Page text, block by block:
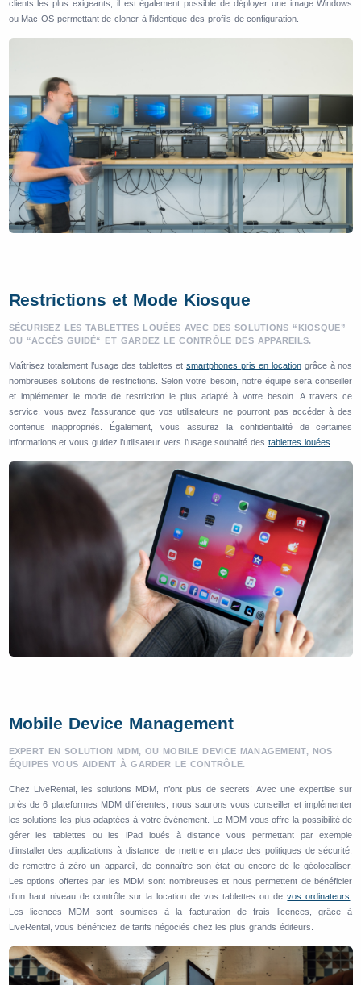
clients les plus exigeants, il est également possible de déployer une image Windows
ou Mac OS permettant de cloner à l’identique des profils de configuration.
Restrictions et Mode Kiosque
SÉCURISEZ LES TABLETTES LOUÉES AVEC DES SOLUTIONS “KIOSQUE”
OU “ACCÈS GUIDÉ“ ET GARDEZ LE CONTRÔLE DES APPAREILS.
Maîtrisez totalement l’usage des tablettes et smartphones pris en locationgrâce à nos
nombreuses solutions de restrictions. Selon votre besoin, notre équipe sera conseiller
et implémenter le mode de restriction le plus adapté à votre besoin. A travers ce
service, vous avez l’assurance que vos utilisateurs ne pourront pas accéder à des
contenus inappropriés. Également, vous assurez la confidentialité de certaines
informations et vous guidez l’utilisateur vers l’usage souhaité des tablettes louées
Mobile Device Management
EXPERT EN SOLUTION MDM, OU MOBILE DEVICE MANAGEMENT, NOS
ÉQUIPES VOUS AIDENT À GARDER LE CONTRÔLE.
Chez LiveRental, les solutions MDM, n’ont plus de secrets! Avec une expertise sur
près de 6 plateformes MDM différentes, nous saurons vous conseiller et implémenter
les solutions les plus adaptées à votre événement. Le MDM vous offre la possibilité de
gérer les tablettes ou les iPad loués à distance vous permettant par exemple
d’installer des applications à distance, de mettre en place des politiques de sécurité,
de remettre à zéro un appareil, de connaître son état ou encore de le géolocaliser.
Les options offertes par les MDM sont nombreuses et nous permettent de bénéficier
d’un haut niveau de contrôle sur la location de vos tablettes ou devos ordinateurs .
Les licences MDM sont soumises à la facturation de frais licences, grâce à
LiveRental, vous bénéficiez de tarifs négociés chez les plus grands éditeurs.